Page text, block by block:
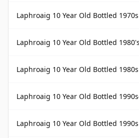
Laphroaig 10 Year Old Bottled
Laphroaig 10 Year Old Bottled 1980's
Laphroaig 10 Year Old Bottled
Laphroaig 10 Year Old Bottled 1990s
Laphroaig 10 Year Old Bottled 1990s Pre